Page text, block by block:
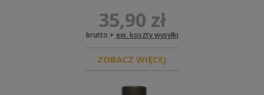
35,90 zł
brutto + ew. koszty wysyłki
ZOBACZ WIĘCEJ